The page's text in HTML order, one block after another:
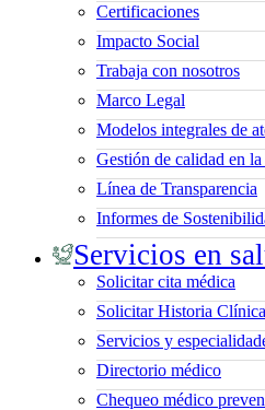
Certificaciones
Impacto Social
Trabaja con nosotros
Marco Legal
Modelos integrales de
Gestión de calidad en
Línea de Transparencia
Informes de
Servicios en
Solicitar cita médica
Solicitar Historia Clínica
Servicios y
Directorio médico
Chequeo médico